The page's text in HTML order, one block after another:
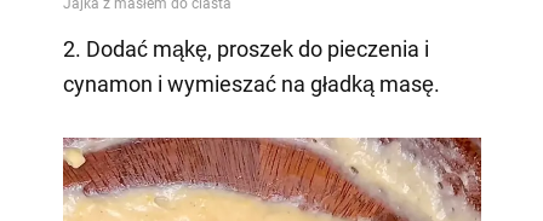
2. Dodać mąkę, proszek do pieczenia i
cynamon i wymieszać na gładką masę.